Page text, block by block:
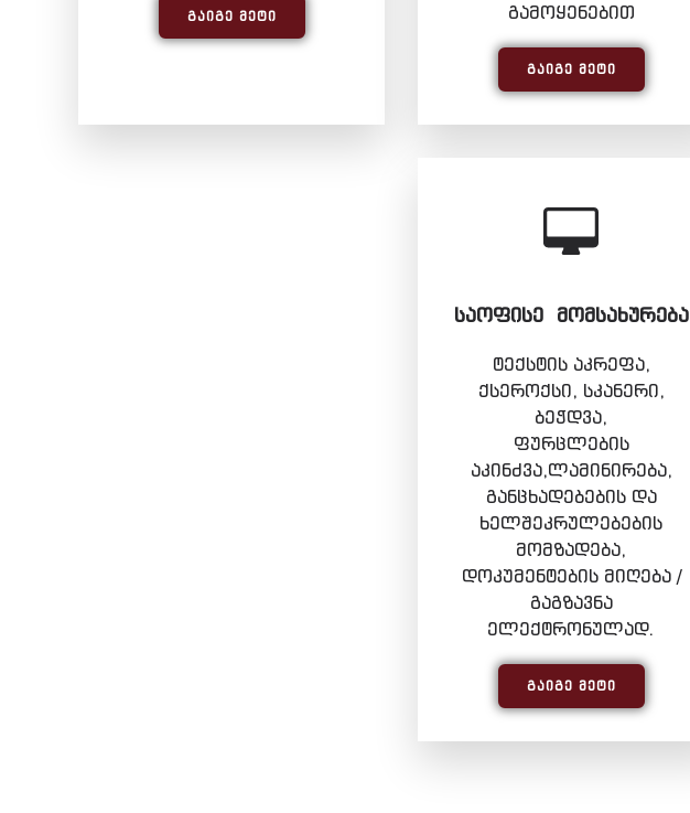
ᲒᲐᲘᲒᲔ ᲛᲔᲢᲘ
გამოყენებით
ᲒᲐᲘᲒᲔ ᲛᲔᲢᲘ
ᲡᲐᲝᲤᲘᲡᲔ ᲛᲝᲛᲡᲐᲮᲣᲠᲔᲑᲐ
ტექსტის აკრეფა,
ქსეროქსი, სკანერი,
ბეჭდვა,
ფურცლების
აკინძვა,ლამინირება,
განცხადებების და
ხელშეკრულებების
მომზადება,
დოკუმენტების მიღება /
გაგზავნა
ელექტრონულად.
ᲒᲐᲘᲒᲔ ᲛᲔᲢᲘ